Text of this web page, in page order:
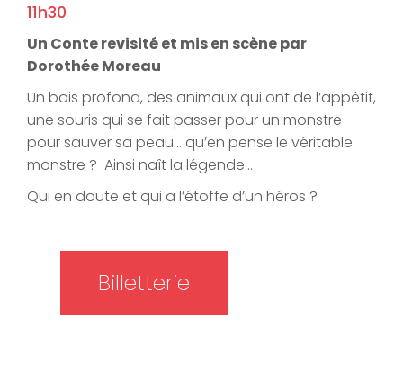
11h30
Un Conte revisité et mis en scène par
Dorothée Moreau
Un bois profond, des animaux qui ont de l’appétit,
une souris qui se fait passer pour un monstre
pour sauver sa peau… qu’en pense le véritable
monstre ? Ainsi naît la légende…
Qui en doute et qui a l’étoffe d’un héros ?
Billetterie